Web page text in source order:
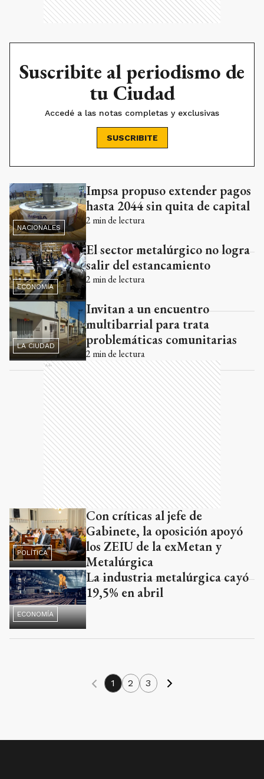
Suscribite al periodismo de
tu Ciudad
Accedé a las notas completas y exclusivas
SUSCRIBITE
NACIONALES
Impsa propuso extender pagos
hasta 2044 sin quita de capital
2 min de lectura
ECONOMÍA
El sector metalúrgico no logra
salir del estancamiento
2 min de lectura
LA CIUDAD
Invitan a un encuentro
multibarrial para trata
problemáticas comunitarias
2 min de lectura
Ads
POLÍTICA
Con críticas al jefe de
Gabinete, la oposición apoyó
los ZEIU de la exMetan y
Metalúrgica
ECONOMÍA
La industria metalúrgica cayó
19,5% en abril
1 2 3